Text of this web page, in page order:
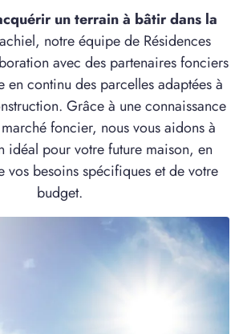
(62990)
un terrain à bâtir dans la
notre équipe de Résidences
avec des partenaires fonciers
en continu des parcelles adaptées à
Grâce à une connaissance
foncier, nous vous aidons à
idéal pour votre future maison, en
vos besoins spécifiques et de votre
budget.